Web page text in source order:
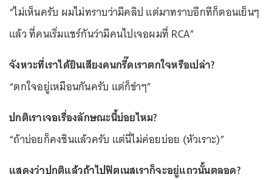
“ไม่เห็นครับ ผมไม่ทราบว่ามีคลิป แต่มาทราบอีกทีก็ตอนเย็นๆ
แล้ว ที่คนเริ่มแชร์กันว่ามีคนไปเจอผมที่ RCA”
จังหวะที่เราได้ยินเสียงคนกรี๊ดเราตกใจหรือเปล่า?
“ตกใจอยู่เหมือนกันครับ แต่ก็ขำๆ”
ปกติเราเจอเรื่องลักษณะนี้บ่อยไหม?
“ถ้าบ่อยก็คงชินแล้วครับ แต่นี่ไม่ค่อยบ่อย (หัวเราะ)”
แสดงว่าปกติแล้วถ้าไปฟิตเนสเราก็จะอยู่แถวนั้นตลอด?